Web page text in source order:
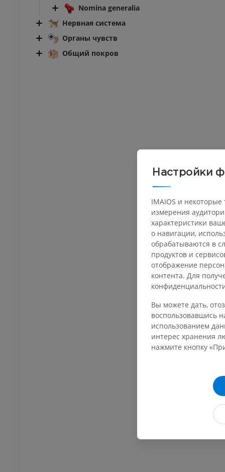
Nomina generalia
Нервная система
Органы чувств
Общий покров
КРУПНЫЙ РОГАТЫЙ СКОТ
Крупный рогатый скот -
Общая анатомия
Иллюстрации
БЕСПЛАТНО
Настройки
IMAIOS и
измерения
характеристики
о навигации,
обрабатываются в
продуктов и
отображение
контента. Для
Вы можете дать,
воспользовавшись
использованием
интерес хранения
нажмите кнопку